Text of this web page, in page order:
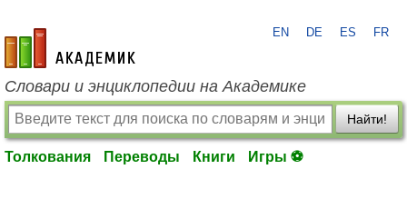
academic.ru
EN DE ES FR
Словари и энциклопедии на Академике
Найти!
Толкования Переводы Книги Игры ⚽